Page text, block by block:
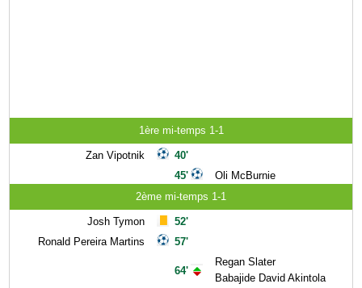
1ère mi-temps 1-1
Zan Vipotnik
40'
45'
Oli McBurnie
2ème mi-temps 1-1
Josh Tymon
Ronald Pereira Martins
52'
57'
64'
Regan Slater
Babajide David Akintola